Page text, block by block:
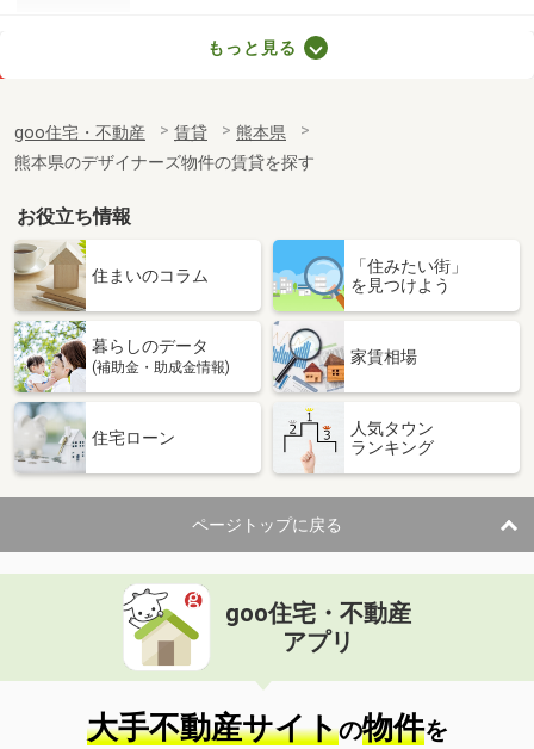
熊本県熊本市東区月出２丁目
専有面積
32m²
間取り
1DK
熊本県熊本市北区龍田７丁目
価 格
5.10万円
熊本県熊本市北区龍田７丁目
専有面積 26.49m²
間取り
熊本県熊本市中央区九品寺２丁目
住 所
熊本県熊本市中央区九品寺２丁目
専有面積 30.9m²
間取り
1LDK
熊本県熊本市中央区上鍛冶屋町
価 格
住 所
熊本県熊本市中央区上鍛冶屋町
専有面積 29.6m²
間取り
ワンルーム
もっと見る
goo住宅・不動産 賃貸
熊本県
熊本県のデザイナーズ物件の賃貸を探す
お役立ち情報
住まいのコラム
「住みたい街」
を見つけよう
暮らしのデータ
(補助金・助成金情報)
家賃相場
住宅ローン
人気タウン
ランキング
ページトップに戻る
goo住宅・不動産
アプリ
大手不動産サイトの物件を